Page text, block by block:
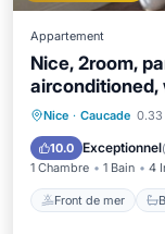
Appartement
Nice, 2room,
airconditioned,
Nice · Caucade 0.33
10.0 Exceptionnel(
1 Chambre 1 Bain 4
Front de mer
Front
Vue sur